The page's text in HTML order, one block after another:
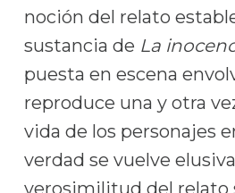
noción del relato
sustancia de La
puesta en escena
reproduce una y otra
vida de los personajes
verdad se vuelve
verosimilitud del relato